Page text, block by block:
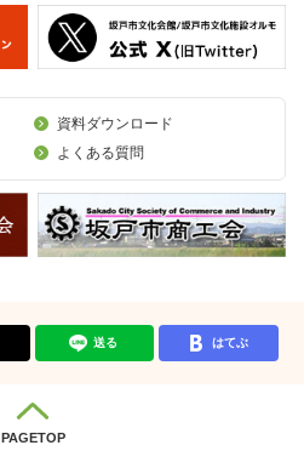
資料ダウンロード
よくある質問
送る はてぶ
PAGETOP